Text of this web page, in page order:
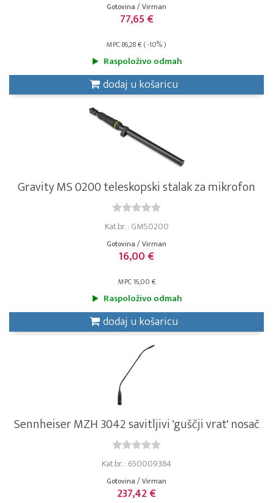
Gotovina / Virman
77,65 €
MPC 86,28 € ( -10% )
Raspoloživo odmah
dodaj u košaricu
Gravity MS 0200 teleskopski stalak za mikrofon
Kat.br. : GMS0200
Gotovina / Virman
16,00 €
MPC 16,00 €
Raspoloživo odmah
dodaj u košaricu
Sennheiser MZH 3042 savitljivi 'guščji vrat' nosač
Kat.br. : 650009384
Gotovina / Virman
237,42 €